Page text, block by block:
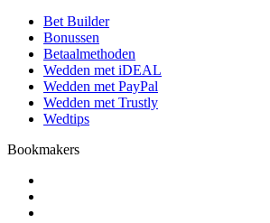
Bet Builder
Bonussen
Betaalmethoden
Wedden met iDEAL
Wedden met PayPal
Wedden met Trustly
Wedtips
Bookmakers